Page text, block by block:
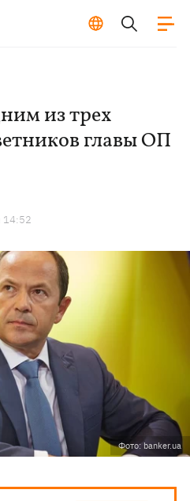
из трех
главы ОП
14:52
Фото: banker.ua